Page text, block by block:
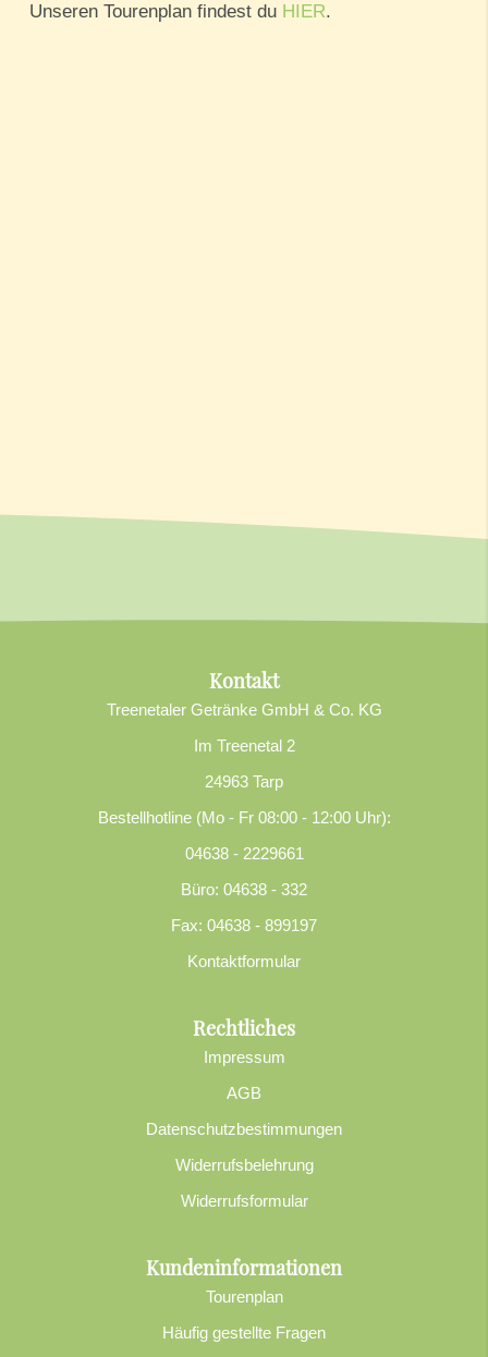
Unseren Tourenplan findest du HIER.
Kontakt
Treenetaler Getränke GmbH & Co. KG
Im Treenetal 2
24963 Tarp
Bestellhotline (Mo - Fr 08:00 - 12:00 Uhr):
04638 - 2229661
Büro: 04638 - 332
Fax: 04638 - 899197
Kontaktformular
Rechtliches
Impressum
AGB
Datenschutzbestimmungen
Widerrufsbelehrung
Widerrufsformular
Kundeninformationen
Tourenplan
Häufig gestellte Fragen